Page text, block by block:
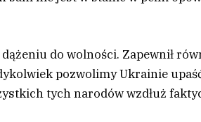
do wolności. Zapewnił
pozwolimy Ukrainie
tych narodów wzdłuż